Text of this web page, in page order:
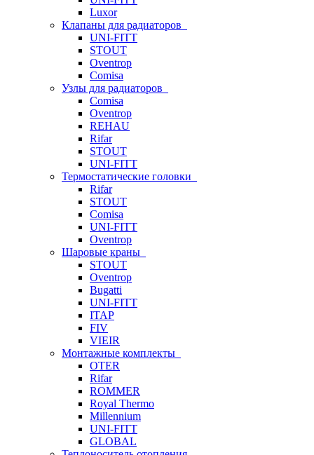
Luxor
Клапаны для радиаторов
UNI-FITT
STOUT
Oventrop
Comisa
Узлы для радиаторов
Comisa
Oventrop
REHAU
Rifar
STOUT
UNI-FITT
Термостатические головки
Rifar
STOUT
Comisa
UNI-FITT
Oventrop
Шаровые краны
STOUT
Oventrop
Bugatti
UNI-FITT
ITAP
FIV
VIEIR
Монтажные комплекты
OTER
Rifar
ROMMER
Royal Thermo
Millennium
UNI-FITT
GLOBAL